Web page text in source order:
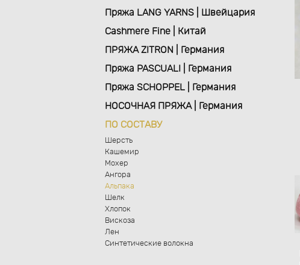
Пряжа LANG YARNS | Швейцария
Cashmere Fine | Китай
ПРЯЖА ZITRON | Германия
Пряжа PASCUALI | Германия
Пряжа SCHOPPEL | Германия
НОСОЧНАЯ ПРЯЖА | Германия
ПО СОСТАВУ
Шерсть
Кашемир
Мохер
Ангора
Альпака
Шелк
Хлопок
Вискоза
Лен
Синтетические волокна